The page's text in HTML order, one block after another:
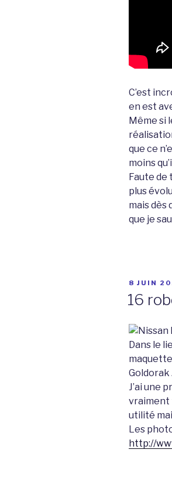
C’est
en est
Même si
que ce
moins
Faute de
plus
mais dès
que je
PUBLIÉ
8 JUIN
16
Dans le
Goldorak
J’ai une
vraiment
utilité
Les
http://